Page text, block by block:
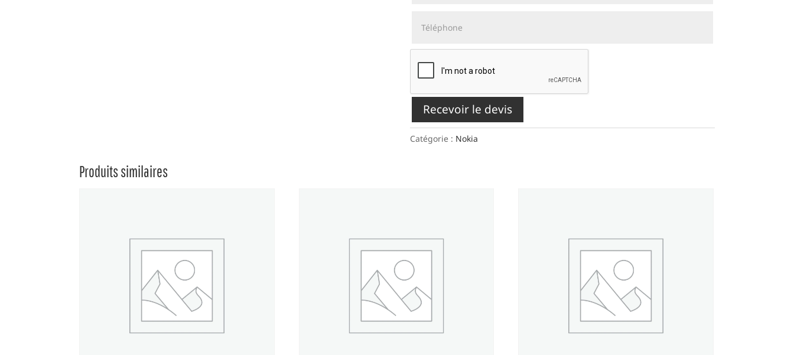
Recevoir le devis
Catégorie : Nokia
Produits similaires